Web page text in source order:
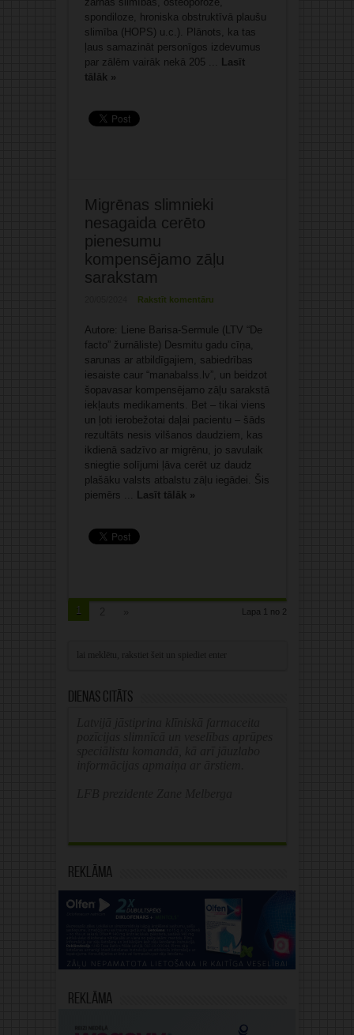
spondiloze, hroniska obstruktīvā plaušu
slimība (HOPS) u.c.). Plānots, ka tas
ļaus samazināt personīgos izdevumus
par zālēm vairāk nekā 205 ... Lasīt
tālāk »
Migrēnas slimnieki
nesagaida cerēto
pienesumu
kompensējamo zāļu
sarakstam
Rakstīt komentāru
Autore: Liene Barisa-Sermule (LTV “De
facto” žurnāliste) Desmitu gadu cīņa,
sarunas ar atbildīgajiem, sabiedrības
iesaiste caur “manabalss.lv”, un beidzot
šopavasar kompensējamo zāļu sarakstā
iekļauts medikaments. Bet – tikai viens
un ļoti ierobežotai daļai pacientu – šāds
rezultāts nesis vilšanos daudziem, kas
ikdienā sadzīvo ar migrēnu, jo savulaik
sniegtie solījumi ļāva cerēt uz daudz
plašāku valsts atbalstu zāļu iegādei. Šis
piemērs ... Lasīt tālāk »
Lapa 1 no 2
1
Dienas citāts
Reklāma
Reklāma